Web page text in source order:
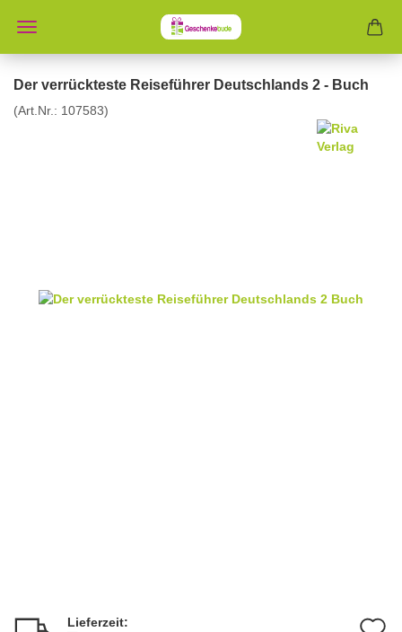
Der verrückteste Reiseführer Deutschlands 2 - Buch
(Art.Nr.: 107583)
Lieferzeit: